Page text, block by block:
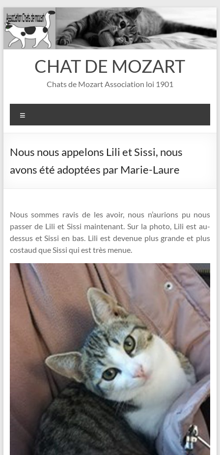
Aller
au
contenu
CHAT DE MOZART
Chats de Mozart Association loi 1901
Nous nous appelons Lili et Sissi, nous
avons été adoptées par Marie-Laure
Nous sommes ravis de les avoir, nous n’aurions pu nous
passer de Lili et Sissi maintenant. Sur la photo, Lili est au-
dessus et Sissi en bas. Lili est devenue plus grande et plus
costaud que Sissi qui est très menue.